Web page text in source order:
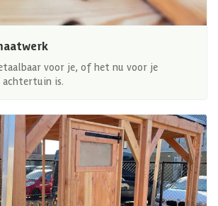
voor je, of het nu voor je
is.